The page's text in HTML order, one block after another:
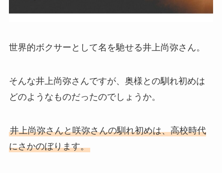
世界的ボクサーとして名を馳せる井上尚弥さん。
そんな井上尚弥さんですが、奥様との馴れ初めは
どのようなものだったのでしょうか。
井上尚弥さんと咲弥さんの馴れ初めは、高校時代
にさかのぼります。